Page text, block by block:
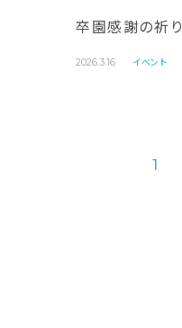
卒園感謝の祈り
2026.3.16 イベント
1